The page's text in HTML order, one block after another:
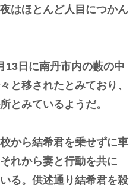
はほとんど人目につかん
13日に南丹市内の藪の中
と移されたとみており、
とみているようだ。
から結希君を乗せずに車
れから妻と行動を共に
る。供述通り結希君を殺